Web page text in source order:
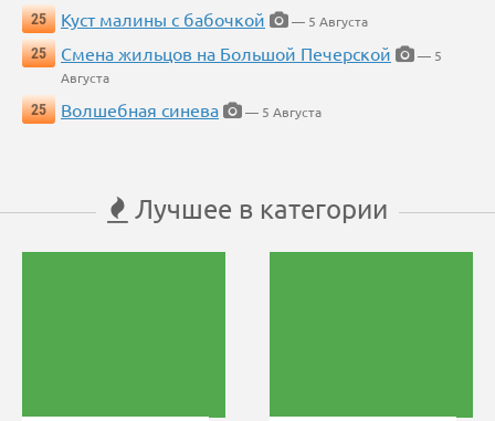
25
Куст малины с бабочкой
— 5 Августа
25
Смена жильцов на Большой Печерской
— 5
Августа
25
Волшебная синева — 5 Августа
Лучшее в категории